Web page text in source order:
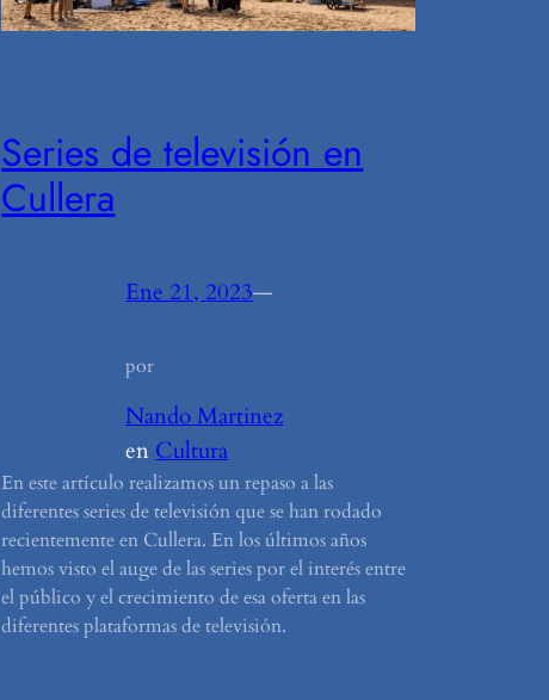
Series de televisión en
Cullera
Ene 21, 2023—
por
Nando Martinez
en Cultura
En este artículo realizamos un repaso a las
diferentes series de televisión que se han rodado
recientemente en Cullera. En los últimos años
hemos visto el auge de las series por el interés entre
el público y el crecimiento de esa oferta en las
diferentes plataformas de televisión.